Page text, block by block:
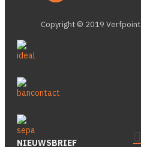
Copyright © 2019
NIEUWSBRIEF